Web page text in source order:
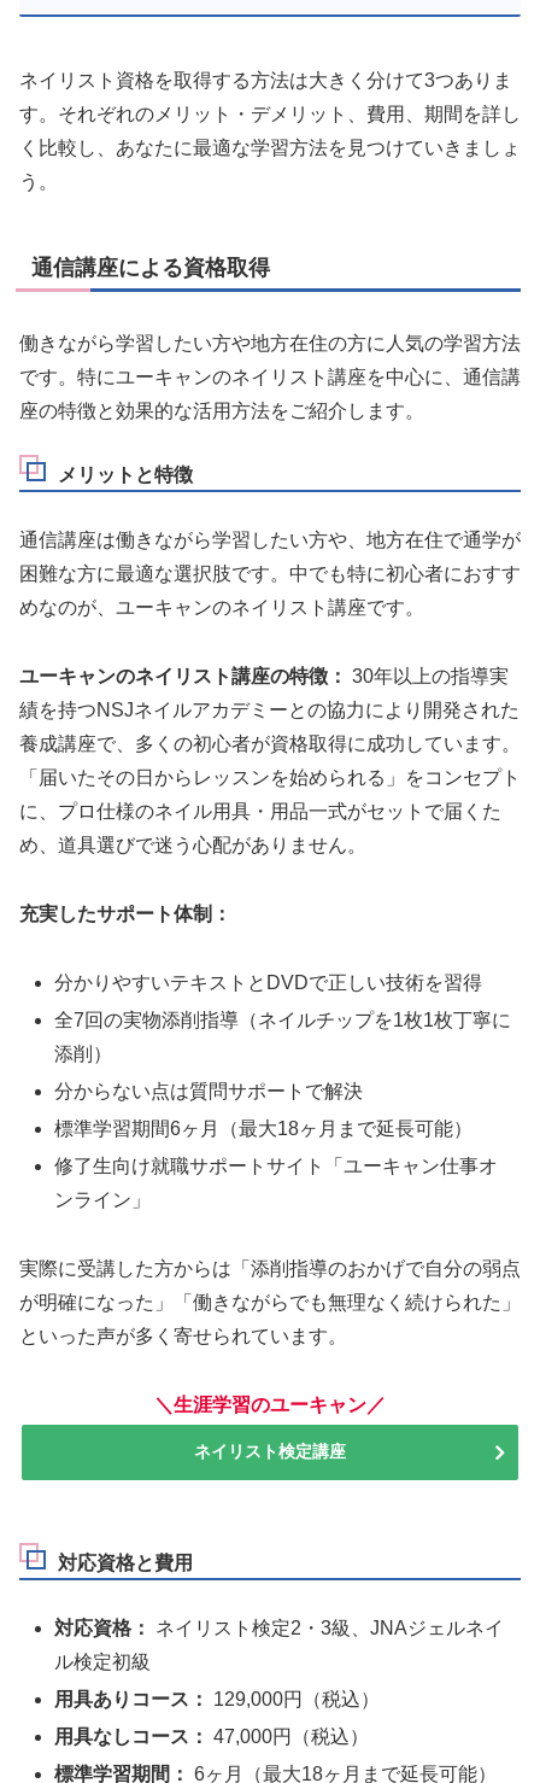
ネイリスト資格を取得する方法は大きく分けて3つありま
す。それぞれのメリット・デメリット、費用、期間を詳し
く比較し、あなたに最適な学習方法を見つけていきましょ
う。
通信講座による資格取得
働きながら学習したい方や地方在住の方に人気の学習方法
です。特にユーキャンのネイリスト講座を中心に、通信講
座の特徴と効果的な活用方法をご紹介します。
メリットと特徴
通信講座は働きながら学習したい方や、地方在住で通学が
困難な方に最適な選択肢です。中でも特に初心者におすす
めなのが、ユーキャンのネイリスト講座です。
ユーキャンのネイリスト講座の特徴： 30年以上の指導実
績を持つNSJネイルアカデミーとの協力により開発された
養成講座で、多くの初心者が資格取得に成功しています。
「届いたその日からレッスンを始められる」をコンセプト
に、プロ仕様のネイル用具・用品一式がセットで届くた
め、道具選びで迷う心配がありません。
充実したサポート体制：
分かりやすいテキストとDVDで正しい技術を習得
全7回の実物添削指導（ネイルチップを1枚1枚丁寧に
添削）
分からない点は質問サポートで解決
標準学習期間6ヶ月（最大18ヶ月まで延長可能）
修了生向け就職サポートサイト「ユーキャン仕事オ
ンライン」
実際に受講した方からは「添削指導のおかげで自分の弱点
が明確になった」「働きながらでも無理なく続けられた」
といった声が多く寄せられています。
＼ 生涯学習のユーキャン／
ネイリスト検定講座
対応資格と費用
対応資格：
ネイリスト検定2・3級、JNAジェルネイ
ル検定初級
用具ありコース：
129,000円（税込）
用具なしコース： 47,000円（税込）
標準学習期間： 6ヶ月（最大18ヶ月まで延長可能）